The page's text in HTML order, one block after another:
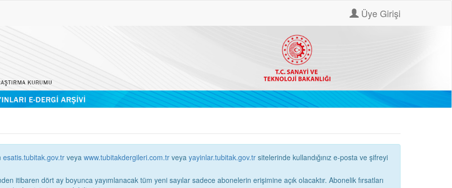
Üye Girişi
esatis.tubitak.gov.tr veya www.tubitakdergileri.com.tr veya yayinlar.tubitak.gov.tr
itibaren dört ay boyunca yayımlanacak tüm yeni sayılar sadece abonelerin erişimine açık olacaktır. Abonelik fırsatları